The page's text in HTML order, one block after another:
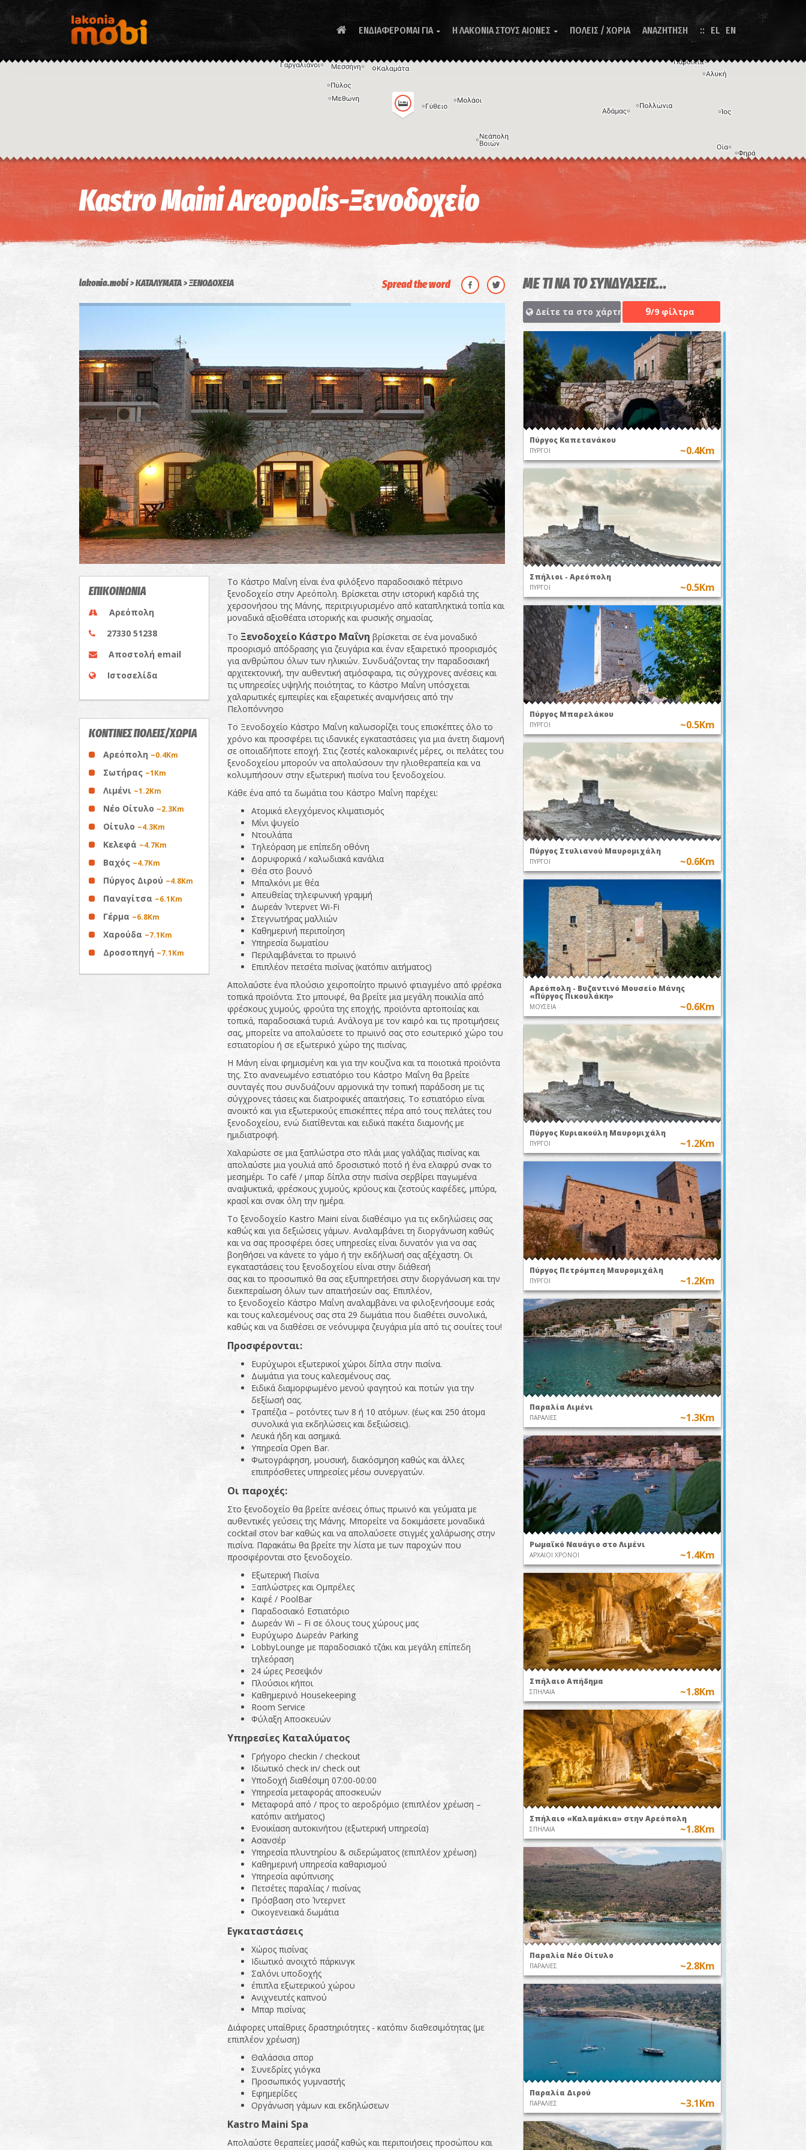
ΕΝΔΙΑΦΕΡΟΜΑΙ ΓΙΑ  Η ΛΑΚΩΝΙΑ ΣΤΟΥΣ ΑΙΩΝΕΣ  ΠΟΛΕΙΣ / ΧΩΡΙΑ ΑΝΑΖΗΤΗΣΗ EL EN
Συντομεύσεις πληκτρολογίου Η εικόνα ενδέχεται να υπόκειται σε πνευματικά δικαιώματα
Kastro Maini Areopolis-Ξενοδοχείο
lakonia.mobi ΚΑΤΑΛΥΜΑΤΑ ΞΕΝΟΔΟΧΕΙΑ Spread the word
ΕΠΙΚΟΙΝΩΝΙΑ
Αρεόπολη
27330 51238
Αποστολή email
Ιστοσελίδα
ΚΟΝΤΙΝΕΣ ΠΟΛΕΙΣ/ΧΩΡΙΑ
Αρεόπολη ~0.4Km
Σωτήρας ~1Km
Λιμένι ~1.2Km
Νέο Οίτυλο ~2.3Km
Οίτυλο ~4.3Km
Κελεφά ~4.7Km
Βαχός ~4.7Km
Πύργος Διρού ~4.8Km
Παναγίτσα ~6.1Km
Γέρμα ~6.8Km
Χαρούδα ~7.1Km
Δροσοπηγή ~7.1Km
Το Κάστρο Μαΐνη είναι ένα φιλόξενο παραδοσιακό πέτρινο
ξενοδοχείο στην Αρεόπολη. Βρίσκεται στην ιστορική καρδιά της
χερσονήσου της Μάνης, περιτριγυρισμένο από καταπληκτικά τοπία και
μοναδικά αξιοθέατα ιστορικής και φυσικής σημασίας.
Το Ξενοδοχείο Κάστρο Μαΐνη βρίσκεται σε ένα μοναδικό
προορισμό απόδρασης για ζευγάρια και έναν εξαιρετικό προορισμός
για ανθρώπου όλων των ηλικιών. Συνδυάζοντας την παραδοσιακή
αρχιτεκτονική, την αυθεντική ατμόσφαιρα, τις σύγχρονες ανέσεις και
τις υπηρεσίες υψηλής ποιότητας, το Κάστρο Μαΐνη υπόσχεται
χαλαρωτικές εμπειρίες και εξαιρετικές αναμνήσεις από την
Πελοπόννησο
Το Ξενοδοχείο Κάστρο Μαΐνη καλωσορίζει τους επισκέπτες όλο το
χρόνο και προσφέρει τις ιδανικές εγκαταστάσεις για μια άνετη διαμονή
σε οποιαδήποτε εποχή. Στις ζεστές καλοκαιρινές μέρες, οι πελάτες του
ξενοδοχείου μπορούν να απολαύσουν την ηλιοθεραπεία και να
κολυμπήσουν στην εξωτερική πισίνα του ξενοδοχείου.
Κάθε ένα από τα δωμάτια του Κάστρο Μαΐνη παρέχει:
Ατομικά ελεγχόμενος κλιματισμός
Μίνι ψυγείο
Ντουλάπα
Τηλεόραση με επίπεδη οθόνη
Δορυφορικά / καλωδιακά κανάλια
Θέα στο βουνό
Μπαλκόνι με θέα
Απευθείας τηλεφωνική γραμμή
Δωρεάν Ίντερνετ Wi-Fi
Στεγνωτήρας μαλλιών
Καθημερινή περιποίηση
Υπηρεσία δωματίου
Περιλαμβάνεται το πρωινό
Επιπλέον πετσέτα πισίνας (κατόπιν αιτήματος)
Απολαύστε ένα πλούσιο χειροποίητο πρωινό φτιαγμένο από φρέσκα
τοπικά προϊόντα. Στο μπουφέ, θα βρείτε μια μεγάλη ποικιλία από
φρέσκους χυμούς, φρούτα της εποχής, προϊόντα αρτοποιίας και
τοπικά, παραδοσιακά τυριά. Ανάλογα με τον καιρό και τις προτιμήσεις
σας, μπορείτε να απολαύσετε το πρωινό σας στο εσωτερικό χώρο του
εστιατορίου ή σε εξωτερικό χώρο της πισίνας.
Η Μάνη είναι φημισμένη και για την κουζίνα και τα ποιοτικά προϊόντα
της. Στο ανανεωμένο εστιατόριο του Κάστρο Μαΐνη θα βρείτε
συνταγές που συνδυάζουν αρμονικά την τοπική παράδοση με τις
σύγχρονες τάσεις και διατροφικές απαιτήσεις. Το εστιατόριο είναι
ανοικτό και για εξωτερικούς επισκέπτες πέρα από τους πελάτες του
ξενοδοχείου, ενώ διατίθενται και ειδικά πακέτα διαμονής με
ημιδιατροφή.
Χαλαρώστε σε μια ξαπλώστρα στο πλάι μιας γαλάζιας πισίνας και
απολαύστε μια γουλιά από δροσιστικό ποτό ή ένα ελαφρύ σνακ το
μεσημέρι. Το café / μπαρ δίπλα στην πισίνα σερβίρει παγωμένα
αναψυκτικά, φρέσκους χυμούς, κρύους και ζεστούς καφέδες, μπύρα,
κρασί και σνακ όλη την ημέρα.
Tο ξενοδοχείο Kastro Maini είναι διαθέσιμο για τις εκδηλώσεις σας
καθώς και για δεξιώσεις γάμων. Αναλαμβάνει τη διοργάνωση καθώς
και να σας προσφέρει όσες υπηρεσίες είναι δυνατόν για να σας
βοηθήσει να κάνετε το γάμο ή την εκδήλωσή σας αξέχαστη. Οι
εγκαταστάσεις του ξενοδοχείου είναι στην διάθεσή
σας και το προσωπικό θα σας εξυπηρετήσει στην διοργάνωση και την
διεκπεραίωση όλων των απαιτήσεών σας. Επιπλέον,
το ξενοδοχείο Κάστρο Μαΐνη αναλαμβάνει να φιλοξενήσουμε εσάς
και τους καλεσμένους σας στα 29 δωμάτια που διαθέτει συνολικά,
καθώς και να διαθέσει σε νεόνυμφα ζευγάρια μία από τις σουίτες του!
Προσφέρονται:
Ευρύχωροι εξωτερικοί χώροι δίπλα στην πισίνα.
Δωμάτια για τους καλεσμένους σας.
Ειδικά διαμορφωμένο μενού φαγητού και ποτών για την
δεξίωσή σας.
Τραπέζια – ροτόντες των 8 ή 10 ατόμων. (έως και 250 άτομα
συνολικά για εκδηλώσεις και δεξιώσεις).
Λευκά ήδη και ασημικά.
Υπηρεσία Open Bar.
Φωτογράφηση, μουσική, διακόσμηση καθώς και άλλες
επιπρόσθετες υπηρεσίες μέσω συνεργατών.
Οι παροχές:
Στο ξενοδοχείο θα βρείτε ανέσεις όπως πρωινό και γεύματα με
αυθεντικές γεύσεις της Μάνης. Μπορείτε να δοκιμάσετε μοναδικά
cocktail στον bar καθώς και να απολαύσετε στιγμές χαλάρωσης στην
πισίνα. Παρακάτω θα βρείτε την λίστα με των παροχών που
προσφέρονται στο ξενοδοχείο.
Εξωτερική Πισίνα
Ξαπλώστρες και Ομπρέλες
Καφέ / PoolBar
Παραδοσιακό Εστιατόριο
Δωρεάν Wi – Fi σε όλους τους χώρους μας
Ευρύχωρο Δωρεάν Parking
LobbyLounge με παραδοσιακό τζάκι και μεγάλη επίπεδη
τηλεόραση
24 ώρες Ρεσεψιόν
Πλούσιοι κήποι
Καθημερινό Housekeeping
Room Service
Φύλαξη Αποσκευών
Υπηρεσίες Καταλύματος
Γρήγορο checkin / checkout
Ιδιωτικό check in/ check out
Υποδοχή διαθέσιμη 07:00-00:00
Υπηρεσία μεταφοράς αποσκευών
Μεταφορά από / προς το αεροδρόμιο (επιπλέον χρέωση –
κατόπιν αιτήματος)
Ενοικίαση αυτοκινήτου (εξωτερική υπηρεσία)
Ασανσέρ
Υπηρεσία πλυντηρίου & σιδερώματος (επιπλέον χρέωση)
Καθημερινή υπηρεσία καθαρισμού
Υπηρεσία αφύπνισης
Πετσέτες παραλίας / πισίνας
Πρόσβαση στο Ίντερνετ
Οικογενειακά δωμάτια
Εγκαταστάσεις
Χώρος πισίνας
Ιδιωτικό ανοιχτό πάρκινγκ
Σαλόνι υποδοχής
έπιπλα εξωτερικού χώρου
Ανιχνευτές καπνού
Μπαρ πισίνας
Διάφορες υπαίθριες δραστηριότητες - κατόπιν διαθεσιμότητας (με
επιπλέον χρέωση)
Θαλάσσια σπορ
Συνεδρίες γιόγκα
Προσωπικός γυμναστής
Εφημερίδες
Οργάνωση γάμων και εκδηλώσεων
Kastro Maini Spa
Απολαύστε θεραπείες μασάζ καθώς και περιποιήσεις προσώπου και
ΜΕ ΤΙ ΝΑ ΤΟ ΣΥΝΔΥΑΣΕΙΣ...
Δείτε τα στο χάρτη 9/9 φίλτρα
Πύργος Καπετανάκου
ΠΥΡΓΟΙ ~0.4Km
Σπήλιοι - Αρεόπολη
ΠΥΡΓΟΙ ~0.5Km
Πύργος Μπαρελάκου
ΠΥΡΓΟΙ ~0.5Km
Πύργος Στυλιανού Μαυρομιχάλη
ΠΥΡΓΟΙ ~0.6Km
Αρεόπολη - Βυζαντινό Μουσείο Μάνης
«Πύργος Πικουλάκη»
ΜΟΥΣΕΙΑ ~0.6Km
Πύργος Κυριακούλη Μαυρομιχάλη
ΠΥΡΓΟΙ ~1.2Km
Πύργος Πετρόμπεη Μαυρομιχάλη
ΠΥΡΓΟΙ ~1.2Km
Παραλία Λιμένι
ΠΑΡΑΛΙΕΣ ~1.3Km
Ρωμαϊκό Ναυάγιο στο Λιμένι
ΑΡΧΑΙΟΙ ΧΡΟΝΟΙ ~1.4Km
Σπήλαιο Απήδημα
ΣΠΗΛΑΙΑ ~1.8Km
Σπήλαιο «Καλαμάκια» στην Αρεόπολη
ΣΠΗΛΑΙΑ ~1.8Km
Παραλία Νέο Οίτυλο
ΠΑΡΑΛΙΕΣ ~2.8Km
Παραλία Διρού
ΠΑΡΑΛΙΕΣ ~3.1Km